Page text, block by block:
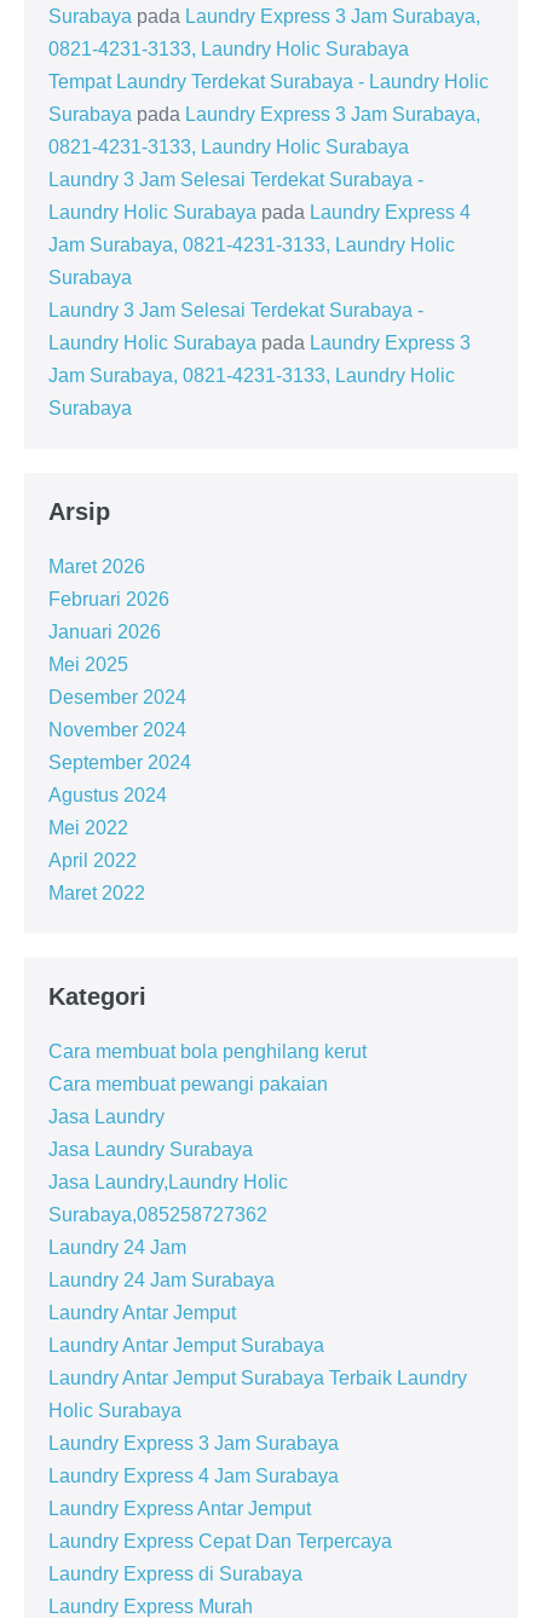
Surabaya pada Laundry Express 3 Jam Surabaya,
0821-4231-3133, Laundry Holic Surabaya
Tempat Laundry Terdekat Surabaya - Laundry Holic
Surabaya pada Laundry Express 3 Jam Surabaya,
0821-4231-3133, Laundry Holic Surabaya
Laundry 3 Jam Selesai Terdekat Surabaya -
Laundry Holic Surabaya pada Laundry Express 4
Jam Surabaya, 0821-4231-3133, Laundry Holic
Surabaya
Laundry 3 Jam Selesai Terdekat Surabaya -
Laundry Holic Surabaya pada Laundry Express 3
Jam Surabaya, 0821-4231-3133, Laundry Holic
Surabaya
Arsip
Maret 2026
Februari 2026
Januari 2026
Mei 2025
Desember 2024
November 2024
September 2024
Agustus 2024
Mei 2022
April 2022
Maret 2022
Kategori
Cara membuat bola penghilang kerut
Cara membuat pewangi pakaian
Jasa Laundry
Jasa Laundry Surabaya
Jasa Laundry,Laundry Holic
Surabaya,085258727362
Laundry 24 Jam
Laundry 24 Jam Surabaya
Laundry Antar Jemput
Laundry Antar Jemput Surabaya
Laundry Antar Jemput Surabaya Terbaik Laundry
Holic Surabaya
Laundry Express 3 Jam Surabaya
Laundry Express 4 Jam Surabaya
Laundry Express Antar Jemput
Laundry Express Cepat Dan Terpercaya
Laundry Express di Surabaya
Laundry Express Murah